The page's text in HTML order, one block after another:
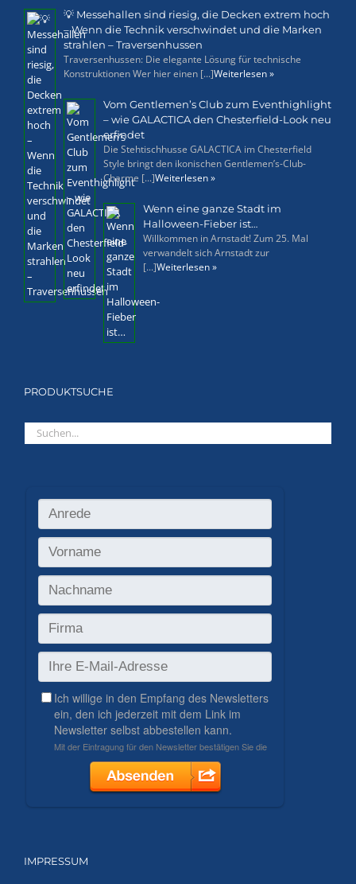
💡 Messehallen sind riesig, die Decken extrem hoch
– Wenn die Technik verschwindet und die Marken
strahlen – Traversenhussen
Traversenhussen: Die elegante Lösung für technische
Konstruktionen Wer hier einen [...]Weiterlesen »
Vom Gentlemen’s Club zum Eventhighlight
– wie GALACTICA den Chesterfield-Look neu
erfindet
Die Stehtischhusse GALACTICA im Chesterfield
Style bringt den ikonischen Gentlemen’s-Club-
Charme [...]Weiterlesen »
Wenn eine ganze Stadt im
Halloween-Fieber ist…
Willkommen in Arnstadt! Zum 25. Mal
verwandelt sich Arnstadt zur
[...]Weiterlesen »
PRODUKTSUCHE
IMPRESSUM